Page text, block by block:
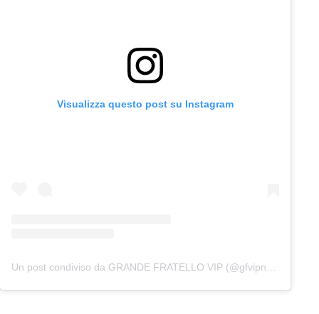
Visualizza questo post su Instagram